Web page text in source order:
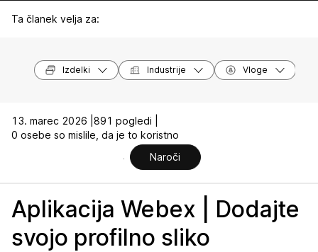
Ta članek velja za:
Izdelki Industrije Vloge
13. marec 2026 | 891 pogledi |
0 osebe so mislile, da je to koristno
Naroči
Aplikacija Webex | Dodajte
svojo profilno sliko